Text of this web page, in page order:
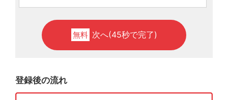
無料 次へ(45秒で完了)
登録後の流れ